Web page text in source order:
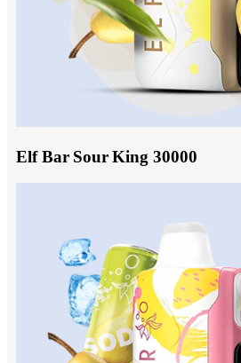
Elf Bar Sour King 30000